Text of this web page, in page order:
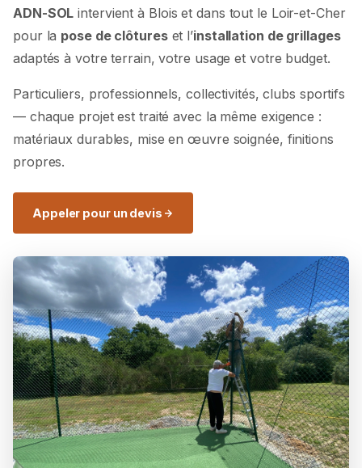
ADN-SOL intervient à Blois et dans tout le Loir-et-Cher
pour la pose de clôtureset l’installation de grillages
adaptés à votre terrain, votre usage et votre budget.
Particuliers, professionnels, collectivités, clubs sportifs
— chaque projet est traité avec la même exigence :
matériaux durables, mise en œuvre soignée, finitions
propres.
Appeler pour un devis